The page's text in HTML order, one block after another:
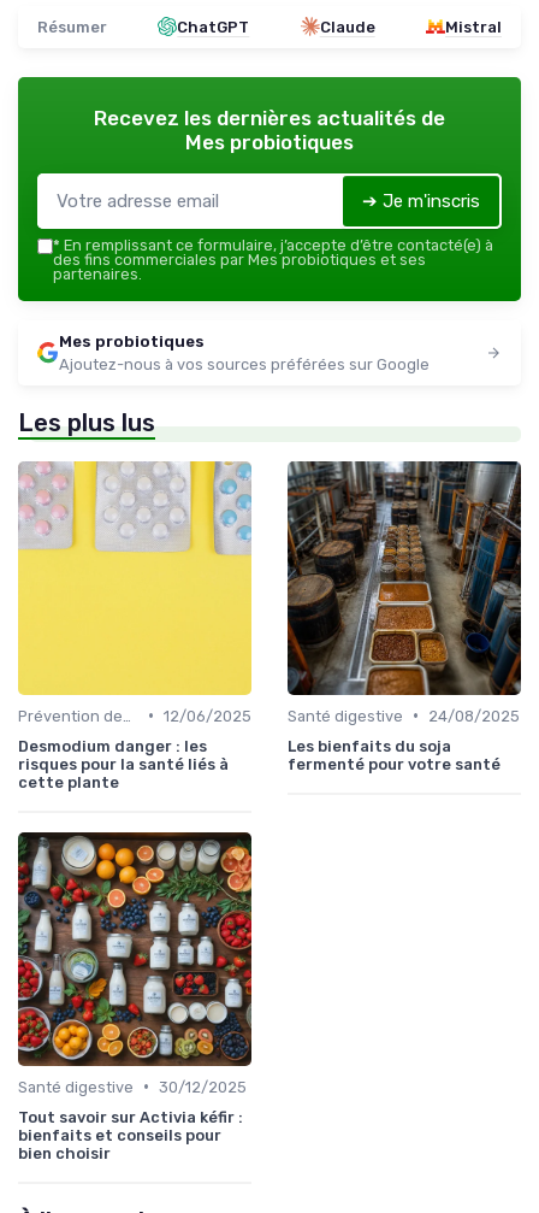
Résumer ChatGPT Claude Mistral
Recevez les dernières actualités de
Mes probiotiques
➔ Je m'inscris
* En remplissant ce formulaire, j’accepte d’être contacté(e) à
des fins commerciales par Mes probiotiques et ses
partenaires.
Mes probiotiques
Ajoutez-nous à vos sources préférées sur Google
Les plus lus
• 12/06/2025
Desmodium danger : les
risques pour la santé liés à
cette plante
Santé digestive •
24/08/2025
Les bienfaits du soja
fermenté pour votre santé
Santé digestive • 30/12/2025
Tout savoir sur Activia kéfir :
bienfaits et conseils pour
bien choisir